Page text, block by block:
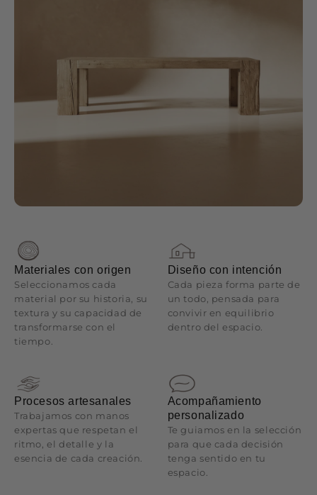
Materiales con origen
Seleccionamos cada
material por su historia, su
textura y su capacidad de
transformarse con el
tiempo.
Diseño con intención
Cada pieza forma parte de
un todo, pensada para
convivir en equilibrio
dentro del espacio.
Procesos artesanales
Trabajamos con manos
expertas que respetan el
ritmo, el detalle y la
esencia de cada creación.
Acompañamiento
personalizado
Te guiamos en la selección
para que cada decisión
tenga sentido en tu
espacio.